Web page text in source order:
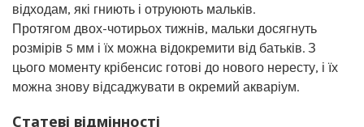
відходам, які гниють і отруюють мальків.
Протягом двох-чотирьох тижнів, мальки досягнуть
розмірів 5 мм і їх можна відокремити від батьків. З
цього моменту крібенсис готові до нового нересту, і їх
можна знову відсаджувати в окремий акваріум.
Статеві відмінності